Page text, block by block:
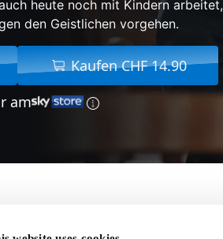
heute noch mit Kindern arbeitet,
den Geistlichen vorgehen.
Kaufen CHF 14.90
am